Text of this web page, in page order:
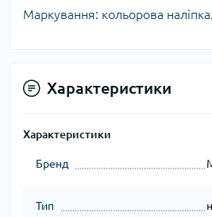
Маркування: кольорова наліпка.
Характеристики
Характеристики
Бренд
Тип